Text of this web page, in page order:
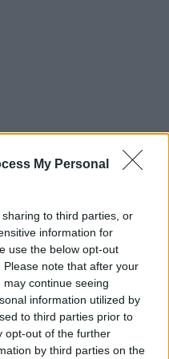
My Personal
to third parties, or
information for
use the below opt-out
note that after your
continue seeing
information utilized by
to third parties prior to
opt-out of the further
by third parties on the